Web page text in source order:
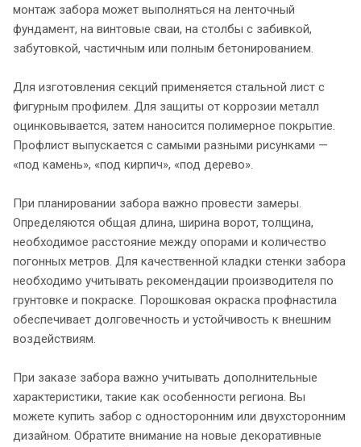
монтаж забора может выполняться на ленточный
фундамент, на винтовые сваи, на столбы с забивкой,
забутовкой, частичным или полным бетонированием.
Для изготовления секций применяется стальной лист с
фигурным профилем. Для защиты от коррозии металл
оцинковывается, затем наносится полимерное покрытие.
Профлист выпускается с самыми разными рисунками —
«под камень», «под кирпич», «под дерево».
При планировании забора важно провести замеры.
Определяются общая длина, ширина ворот, толщина,
необходимое расстояние между опорами и количество
погонных метров. Для качественной кладки стенки забора
необходимо учитывать рекомендации производителя по
грунтовке и покраске. Порошковая окраска профнастила
обеспечивает долговечность и устойчивость к внешним
воздействиям.
При заказе забора важно учитывать дополнительные
характеристики, такие как особенности региона. Вы
можете купить забор с односторонним или двухсторонним
дизайном. Обратите внимание на новые декоративные